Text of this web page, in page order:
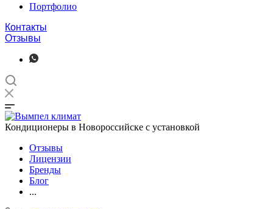
Портфолио
Контакты
Отзывы
Кондиционеры в Новороссийске с установкой
Отзывы
Лицензии
Бренды
Блог
...